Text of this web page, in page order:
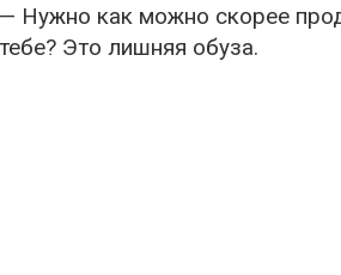
— Нужно как можно скорее
тебе? Это лишняя обуза.